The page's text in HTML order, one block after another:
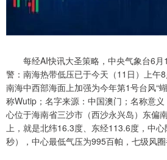
每经AI快讯大圣策略，中央气象台6月
警：南海热带低压已于今天（11日）上午
南海中西部海面上加强为今年第1号台风“
称Wutip；名字来源：中国澳门；名称意
心位于海南省三沙市（西沙永兴岛）东偏
上，就是北纬16.3度、东经113.6度，中
秒），中心最低气压为995百帕，七级风圈